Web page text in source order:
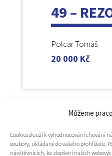
Můžeme
Cookies slouží k vyhodnocování chování
soubory, ukládané do vašeho prohlížeče.
návštěvnících, ke zlepšení našich
49 –
Polcar Tomáš
20 000 Kč